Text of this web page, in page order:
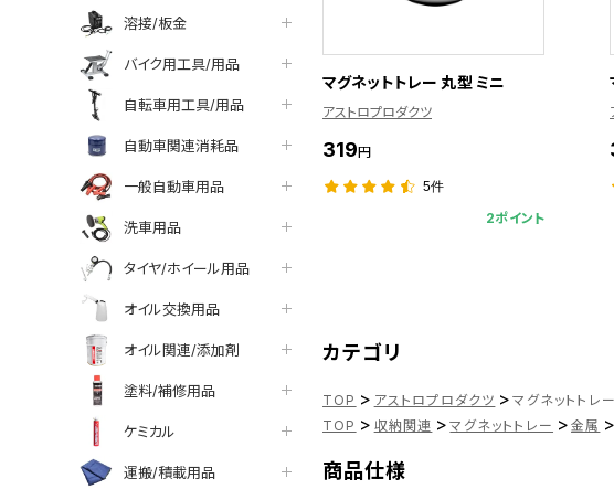
溶接/板金
バイク用工具/用品
自転車用工具/用品
自動車関連消耗品
一般自動車用品
洗車用品
タイヤ/ホイール用品
オイル交換用品
オイル関連/添加剤
塗料/補修用品
ケミカル
運搬/積載用品
マグネットトレー 丸型 ミニ
アストロプロダクツ
319円
5件
2ポイント
カテゴリ
TOP > アストロプロダクツ > マグネットトレ
TOP > 収納関連 > マグネットトレー > 金属 >
商品仕様